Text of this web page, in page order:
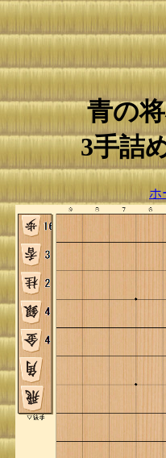
青の
3手詰
ホ